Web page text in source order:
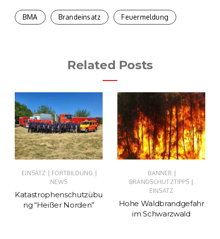
BMA Brandeinsatz Feuermeldung
Related Posts
EINSATZ | FORTBILDUNG |
NEWS
Katastrophenschutzübu
ng “Heißer Norden”
BANNER |
BRANDSCHUTZTIPPS |
EINSATZ
Hohe Waldbrandgefahr
im Schwarzwald